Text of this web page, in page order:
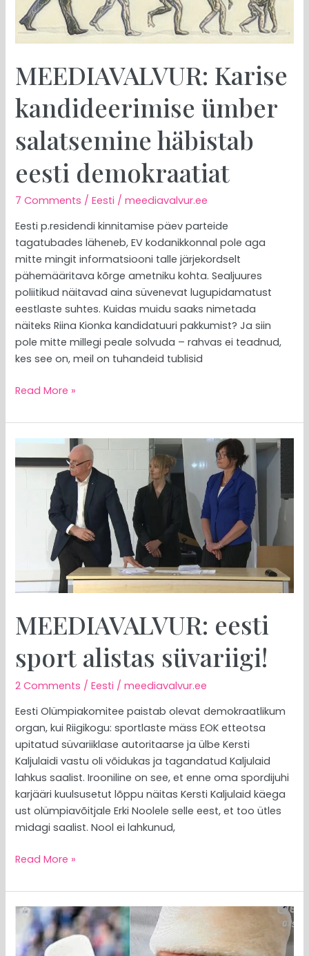
MEEDIAVALVUR: Karise
kandideerimise ümber
salatsemine häbistab
eesti demokraatiat
7 Comments /Eesti /meediavalvur.ee
Eesti p.residendi kinnitamise päev parteide
tagatubades läheneb, EV kodanikkonnal pole aga
mitte mingit informatsiooni talle järjekordselt
pähemääritava kõrge ametniku kohta. Sealjuures
poliitikud näitavad aina süvenevat lugupidamatust
eestlaste suhtes. Kuidas muidu saaks nimetada
näiteks Riina Kionka kandidatuuri pakkumist? Ja siin
pole mitte millegi peale solvuda – rahvas ei teadnud,
kes see on, meil on tuhandeid tublisid
eesti
demokraatiat
Read More »
MEEDIAVALVUR: eesti
sport alistas süvariigi!
2 Comments /Eesti /meediavalvur.ee
Eesti Olümpiakomitee paistab olevat demokraatlikum
organ, kui Riigikogu: sportlaste mäss EOK etteotsa
upitatud süvariiklase autoritaarse ja ülbe Kersti
Kaljulaidi vastu oli võidukas ja tagandatud Kaljulaid
lahkus saalist. Irooniline on see, et enne oma spordijuhi
karjääri kuulsusetut lõppu näitas Kersti Kaljulaid käega
ust olümpiavõitjale Erki Noolele selle eest, et too ütles
midagi saalist. Nool ei lahkunud,
MEEDIAVALVUR:
eesti
süvariigi!
Read More »
MEEDIAVALVUR:
Eesti
otsib